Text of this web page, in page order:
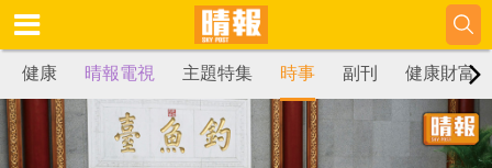
健康 晴報電視 主題特集 時事 副刊 健康財富